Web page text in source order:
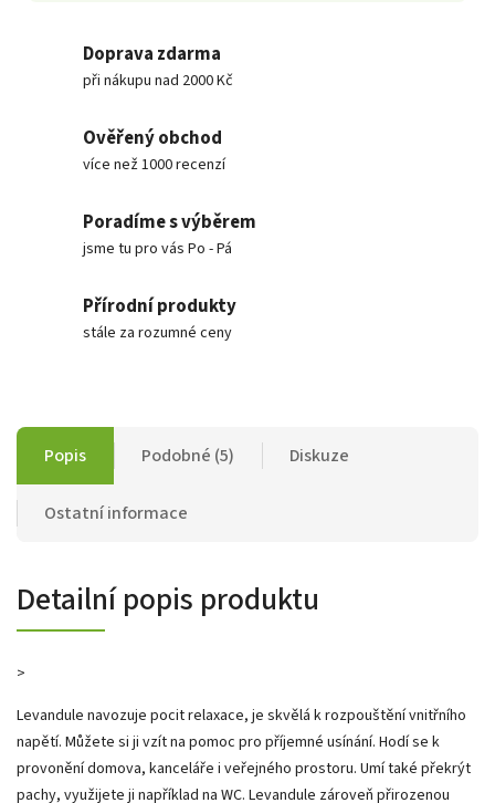
Doprava zdarma
při nákupu nad 2000 Kč
Ověřený obchod
více než 1000 recenzí
Poradíme s výběrem
jsme tu pro vás Po - Pá
Přírodní produkty
stále za rozumné ceny
Popis Podobné (5) Diskuze
Ostatní informace
Detailní popis produktu
>
Levandule navozuje pocit relaxace, je skvělá k rozpouštění vnitřního
napětí. Můžete si ji vzít na pomoc pro příjemné usínání. Hodí se k
provonění domova, kanceláře i veřejného prostoru. Umí také překrýt
pachy, využijete ji například na WC. Levandule zároveň přirozenou